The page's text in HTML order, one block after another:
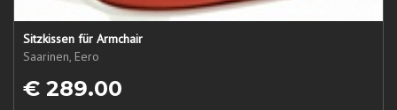
Sitzkissen für Armchair
Saarinen, Eero
€ 289.00